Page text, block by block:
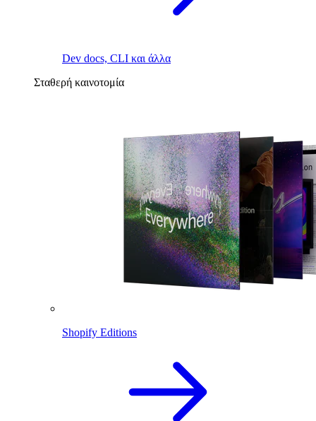
Dev docs, CLI και άλλα
Σταθερή καινοτομία
Shopify Editions